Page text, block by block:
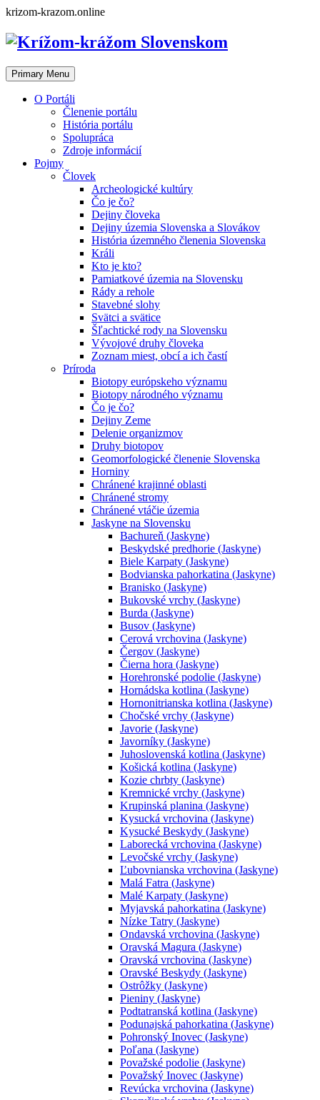
Skip
content
krizom-krazom.online
Primary Menu
O Portáli
Členenie portálu
História portálu
Spolupráca
Zdroje informácií
Pojmy
Človek
Archeologické kultúry
Čo je čo?
Dejiny človeka
Dejiny územia Slovenska a Slovákov
História územného členenia Slovenska
Králi
Kto je kto?
Pamiatkové územia na Slovensku
Rády a rehole
Stavebné slohy
Svätci a svätice
Šľachtické rody na Slovensku
Vývojové druhy človeka
Zoznam miest, obcí a ich častí
Príroda
Biotopy európskeho významu
Biotopy národného významu
Čo je čo?
Dejiny Zeme
Delenie organizmov
Druhy biotopov
Geomorfologické členenie Slovenska
Horniny
Chránené krajinné oblasti
Chránené stromy
Chránené vtáčie územia
Jaskyne na Slovensku
Bachureň (Jaskyne)
Beskydské predhorie (Jaskyne)
Biele Karpaty (Jaskyne)
Bodvianska pahorkatina (Jaskyne)
Branisko (Jaskyne)
Bukovské vrchy (Jaskyne)
Burda (Jaskyne)
Busov (Jaskyne)
Cerová vrchovina (Jaskyne)
Čergov (Jaskyne)
Čierna hora (Jaskyne)
Horehronské podolie (Jaskyne)
Hornádska kotlina (Jaskyne)
Hornonitrianska kotlina (Jaskyne)
Chočské vrchy (Jaskyne)
Javorie (Jaskyne)
Javorníky (Jaskyne)
Juhoslovenská kotlina (Jaskyne)
Košická kotlina (Jaskyne)
Kozie chrbty (Jaskyne)
Kremnické vrchy (Jaskyne)
Krupinská planina (Jaskyne)
Kysucká vrchovina (Jaskyne)
Kysucké Beskydy (Jaskyne)
Laborecká vrchovina (Jaskyne)
Levočské vrchy (Jaskyne)
Ľubovnianska vrchovina (Jaskyne)
Malá Fatra (Jaskyne)
Malé Karpaty (Jaskyne)
Myjavská pahorkatina (Jaskyne)
Nízke Tatry (Jaskyne)
Ondavská vrchovina (Jaskyne)
Oravská Magura (Jaskyne)
Oravská vrchovina (Jaskyne)
Oravské Beskydy (Jaskyne)
Ostrôžky (Jaskyne)
Pieniny (Jaskyne)
Podtatranská kotlina (Jaskyne)
Podunajská pahorkatina (Jaskyne)
Pohronský Inovec (Jaskyne)
Poľana (Jaskyne)
Považské podolie (Jaskyne)
Považský Inovec (Jaskyne)
Revúcka vrchovina (Jaskyne)